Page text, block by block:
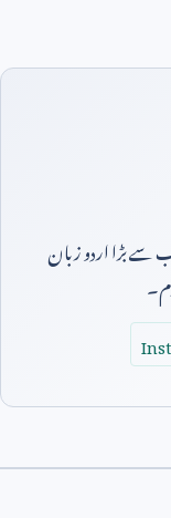
سے بڑا اردو زبان